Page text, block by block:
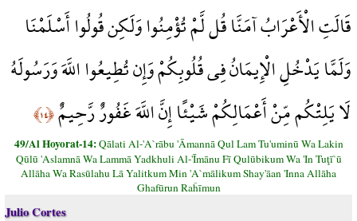
قَالَتِ الْأَعْرَابُ آمَنَّا قُل لَّمْ تُؤْمِنُوا وَلَكِن قُولُوا أَسْلَمْنَا
وَلَمَّا يَدْخُلِ الْإِيمَانُ فِي قُلُوبِكُمْ وَإِن تُطِيعُوا اللَّهَ وَرَسُولَهُ
لَا يَلِتْكُم مِّنْ أَعْمَالِكُمْ شَيْئًا إِنَّ اللَّهَ غَفُورٌ رَّحِيمٌ﴿١٤﴾
49/Al Hoyorat-14:Qālati Al-'A`rābu 'Āmannā Qul Lam Tu'uminū Wa Lakin
Qūlū 'Aslamnā Wa Lammā Yadkhuli Al-'Īmānu Fī Qulūbikum Wa 'In Tuţī`ū
Allāha Wa Rasūlahu Lā Yalitkum Min 'A`mālikum Shay'āan 'Inna Allāha
Ghafūrun Raĥīmun
Julio Cortes